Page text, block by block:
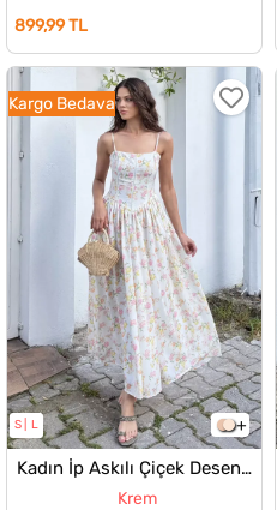
899,99 TL
S L
Kargo Bedava
Kadın İp Askılı Çiçek Desenli Elbise
Krem